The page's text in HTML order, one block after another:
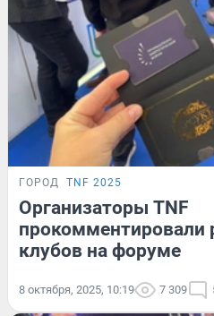
ГОРОД TNF 2025
Организаторы TNF
прокомментировали
клубов на форуме
8 октября, 2025, 10:19 7 309